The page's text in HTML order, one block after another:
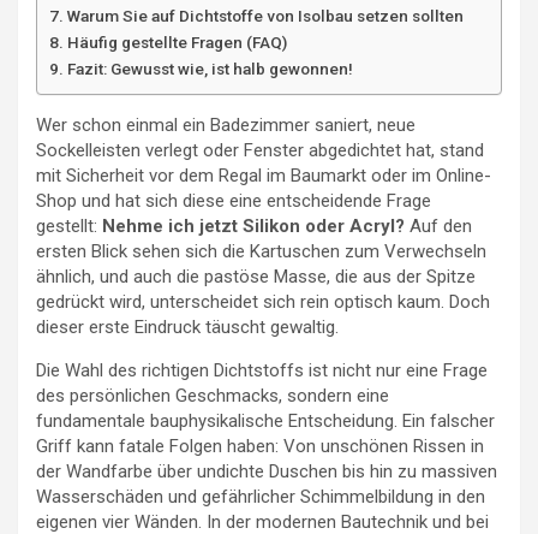
Warum Sie auf Dichtstoffe von Isolbau setzen sollten
Häufig gestellte Fragen (FAQ)
Fazit: Gewusst wie, ist halb gewonnen!
Wer schon einmal ein Badezimmer saniert, neue
Sockelleisten verlegt oder Fenster abgedichtet hat, stand
mit Sicherheit vor dem Regal im Baumarkt oder im Online-
Shop und hat sich diese eine entscheidende Frage
gestellt: Nehme ich jetzt Silikon oder Acryl? Auf den
ersten Blick sehen sich die Kartuschen zum Verwechseln
ähnlich, und auch die pastöse Masse, die aus der Spitze
gedrückt wird, unterscheidet sich rein optisch kaum. Doch
dieser erste Eindruck täuscht gewaltig.
Die Wahl des richtigen Dichtstoffs ist nicht nur eine Frage
des persönlichen Geschmacks, sondern eine
fundamentale bauphysikalische Entscheidung. Ein falscher
Griff kann fatale Folgen haben: Von unschönen Rissen in
der Wandfarbe über undichte Duschen bis hin zu massiven
Wasserschäden und gefährlicher Schimmelbildung in den
eigenen vier Wänden. In der modernen Bautechnik und bei